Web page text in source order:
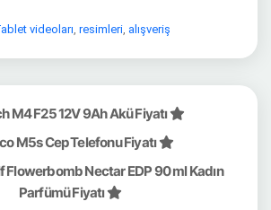
videoları, resimleri, alışveriş
M4 F25 12V 9Ah Akü Fiyatı
M5s Cep Telefonu Fiyatı
Flowerbomb Nectar EDP 90 ml Kadın
Parfümü Fiyatı